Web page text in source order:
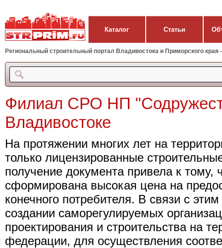
Каталог Статьи
Региональный строительный портал Владивостока и Приморского края
Филиал СРО НП
Владивостоке
На протяжении многих лет на
только лицензированные
получение документа привела к тому,
сформирована высокая цена на
конечного потребителя. В связи с
создании саморегулируемых
проектирования и строительства на
федерации, для осуществления